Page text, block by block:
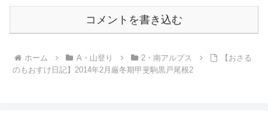
コメントを書き込む
ホーム A・山登り 2・南アルプス
【おさる
のもおすけ日記】2014年2月厳冬期甲斐駒黒戸尾根2